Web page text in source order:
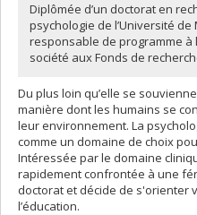
Diplômée d’un doctorat en
psychologie de l’Université
responsable de programme
société aux Fonds de
Du plus loin qu’elle se
manière dont les humains se
leur environnement. La
comme un domaine de choix
Intéressée par le domaine
rapidement confrontée à une
doctorat et décide de s'orienter
l’éducation.